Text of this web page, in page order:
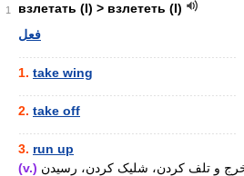
1
взлетать (I) > взлететь (I)
فعل
1. take wing
2. take off
3. run up
(v.) و تلف کردن، شلیک کردن، رسیدن